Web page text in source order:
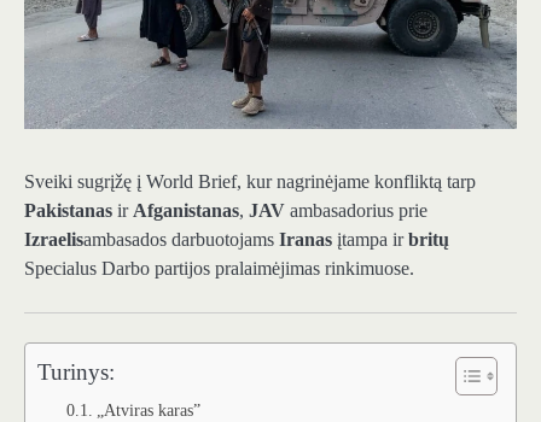
Sveiki sugrįžę į World Brief, kur nagrinėjame konfliktą tarp
Pakistanas ir Afganistanas, JAV ambasadorius prie
Izraelisambasados ​​darbuotojams Iranas įtampa irbritų
Specialus Darbo partijos pralaimėjimas rinkimuose.
Turinys:
„Atviras karas”